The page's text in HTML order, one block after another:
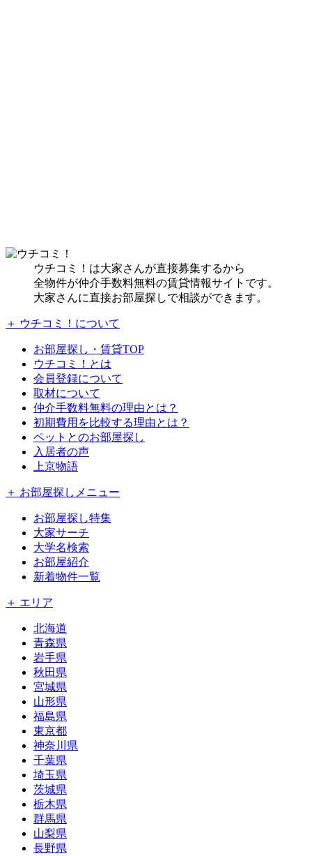
ウチコミ！は大家さんが直接募集するから
全物件が仲介手数料無料の賃貸情報サイトです。
大家さんに直接お部屋探しで相談ができます。
＋ ウチコミ！について
お部屋探し・賃貸TOP
ウチコミ！とは
会員登録について
取材について
仲介手数料無料の理由とは？
初期費用を比較する理由とは？
ペットとのお部屋探し
入居者の声
上京物語
＋ お部屋探しメニュー
お部屋探し特集
大家サーチ
大学名検索
お部屋紹介
新着物件一覧
＋ エリア
北海道
青森県
岩手県
秋田県
宮城県
山形県
福島県
東京都
神奈川県
千葉県
埼玉県
茨城県
栃木県
群馬県
山梨県
長野県